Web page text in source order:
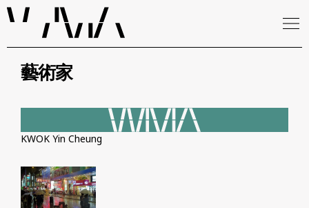
藝術家
KWOK Yin Cheung